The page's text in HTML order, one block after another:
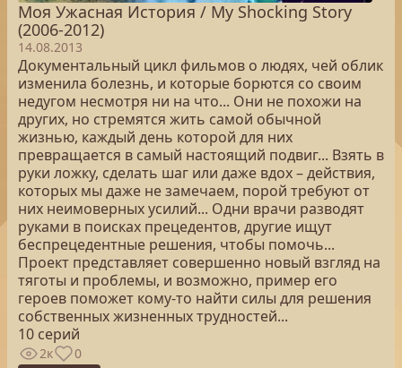
Моя Ужасная История / My Shocking Story
(2006-2012)
14.08.2013
Документальный цикл фильмов о людях, чей облик
изменила болезнь, и которые борются со своим
недугом несмотря ни на что... Они не похожи на
других, но стремятся жить самой обычной
жизнью, каждый день которой для них
превращается в самый настоящий подвиг... Взять в
руки ложку, сделать шаг или даже вдох – действия,
которых мы даже не замечаем, порой требуют от
них неимоверных усилий... Одни врачи разводят
руками в поисках прецедентов, другие ищут
беспрецедентные решения, чтобы помочь...
Проект представляет совершенно новый взгляд на
тяготы и проблемы, и возможно, пример его
героев поможет кому-то найти силы для решения
собственных жизненных трудностей...
10 серий
2к 0